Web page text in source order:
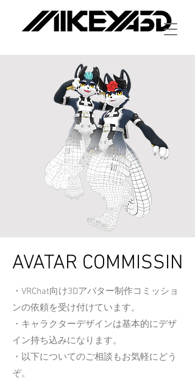
AVATAR COMMISSIN
・VRChat向け3Dアバター制作コミッショ
ンの依頼を受け付けています。
・キャラクターデザインは基本的にデザ
イン持ち込みになります。
・以下についてのご相談もお気軽にどう
ぞ。